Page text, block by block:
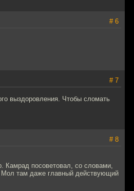
# 6
# 7
выздоровления. Чтобы сломать
# 8
Камрад посоветовал, со словами,
Мол там даже главный действующий